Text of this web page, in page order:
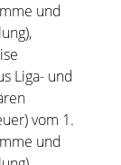
und
Liga- und
vom 1.
und